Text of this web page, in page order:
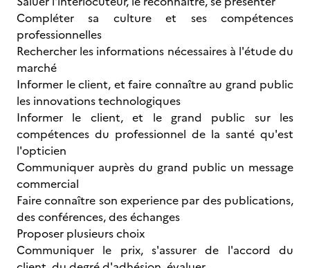
Compléter sa culture et ses compétences
professionnelles
Rechercher les informations nécessaires à l'étude du
marché
Informer le client, et faire connaître au grand public
les innovations technologiques
Informer le client, et le grand public sur les
compétences du professionnel de la santé qu'est
l'opticien
Communiquer auprès du grand public un message
commercial
Faire connaître son experience par des publications,
des conférences, des échanges
Proposer plusieurs choix
Communiquer le prix, s'assurer de l'accord du